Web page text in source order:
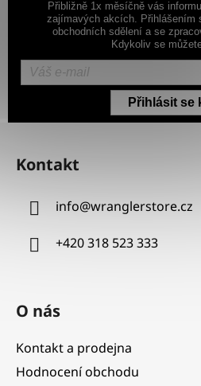
Přibližně 1x měsíčně vás
zajímavých akcích. Přihlášením
obchodních sdělení a se
Kdykoliv se
Přihlásit se
Kontakt
info@wranglerstore.cz
+420 318 523 333
O nás
Kontakt a prodejna
Hodnocení obchodu